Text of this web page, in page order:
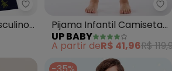
Select - Pijama Infantil
Pijama Infantil Camiseta
e Bermuda Up Baby Bege
UP BABY
A partir deR$ 41,96R$